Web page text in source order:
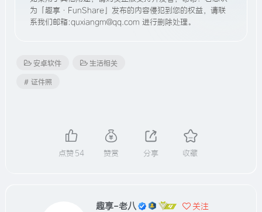
为「趣享·FunShare」发布的内容侵犯到您的权益，请联
系我们邮箱:quxiangm@qq.com 进行删除处理。
安卓软件 生活相关
# 证件照
点赞54 赞赏 分享 收藏
趣享-老八 关注